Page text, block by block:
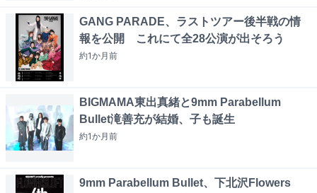
GANG PARADE、ラストツアー後半戦の情
報を公開 これにて全28公演が出そろう
約1か月前
BIGMAMA東出真緒と9mm Parabellum
Bullet滝善充が結婚、子も誕生
約1か月前
9mm Parabellum Bullet、下北沢Flowers